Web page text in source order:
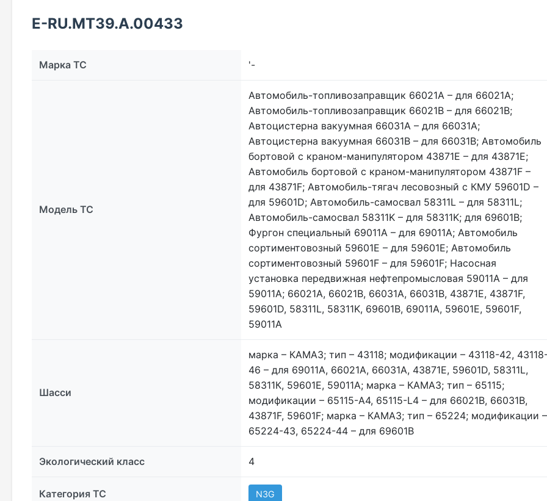
E-RU.МТ39.А.00433
Марка ТС '-
Модель ТС
Автомобиль-топливозаправщик 66021А – для 66021А;
Автомобиль-топливозаправщик 66021В – для 66021В;
Автоцистерна вакуумная 66031А – для 66031А;
Автоцистерна вакуумная 66031В – для 66031В; Автомобиль
бортовой с краном-манипулятором 43871Е – для 43871Е;
Автомобиль бортовой с краном-манипулятором 43871F –
для 43871F; Автомобиль-тягач лесовозный с КМУ 59601D –
для 59601D; Автомобиль-самосвал 58311L – для 58311L;
Автомобиль-самосвал 58311K – для 58311K; для 69601В;
Фургон специальный 69011А – для 69011А; Автомобиль
сортиментовозный 59601Е – для 59601Е; Автомобиль
сортиментовозный 59601F – для 59601F; Насосная
установка передвижная нефтепромысловая 59011А – для
59011А; 66021А, 66021В, 66031А, 66031В, 43871Е, 43871F,
59601D, 58311L, 58311K, 69601В, 69011А, 59601Е, 59601F,
59011А
Шасси
марка – КАМАЗ; тип – 43118; модификации – 43118-42,
46 – для 69011А, 66021А, 66031А, 43871Е, 59601D, 58311L,
58311К, 59601Е, 59011А; марка – КАМАЗ; тип – 65115;
модификации – 65115-А4, 65115-L4 – для 66021В, 66031В,
43871F, 59601F; марка – КАМАЗ; тип – 65224; модификации –
65224-43, 65224-44 – для 69601В
Экологический класс 4
Категория ТС N3G